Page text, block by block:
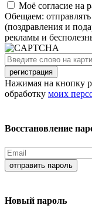
Моё согласие на
Обещаем:
(поздравления и
рекламы и
регистрация
Нажимая на кнопку
обработку моих
Восстановление
отправить пароль
Новый пароль